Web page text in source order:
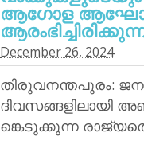
ആഗോള
December 26, 2024
തിരുവനന്തപുരം:
ദിവസങ്ങളിലായി
ങ്കെടുക്കുന്ന